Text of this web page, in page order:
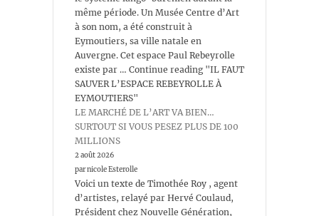
même période. Un Musée Centre d’Art
à son nom, a été construit à
Eymoutiers, sa ville natale en
Auvergne. Cet espace Paul Rebeyrolle
existe par … Continue reading "IL FAUT
SAUVER L’ESPACE REBEYROLLE À
EYMOUTIERS"
LE MARCHÉ DE L’ART VA BIEN…
SURTOUT SI VOUS PESEZ PLUS DE 100
MILLIONS
2 août 2026
par nicole Esterolle
Voici un texte de Timothée Roy , agent
d’artistes, relayé par Hervé Coulaud,
Président chez Nouvelle Génération,